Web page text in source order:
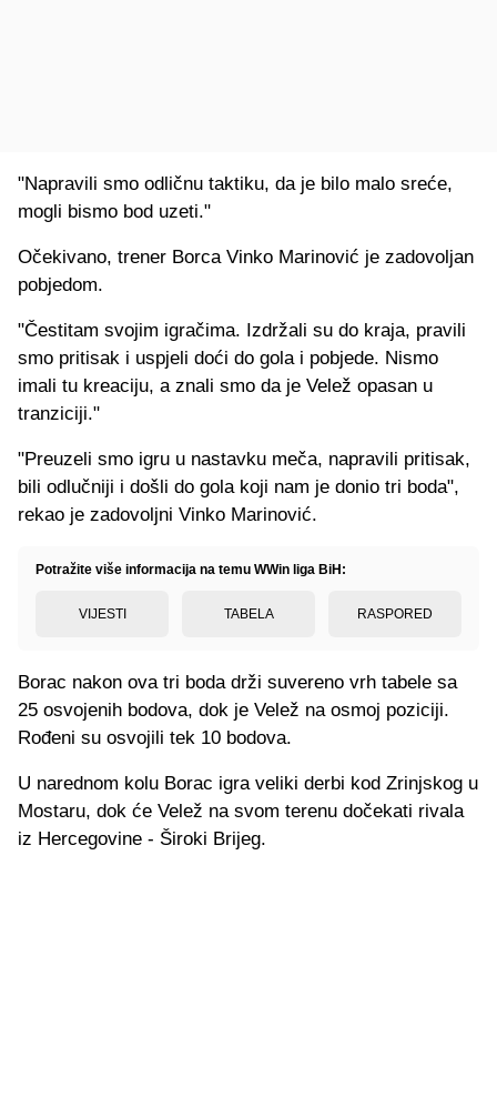
"Napravili smo odličnu taktiku, da je bilo malo sreće,
mogli bismo bod uzeti."
Očekivano, trener Borca Vinko Marinović je zadovoljan
pobjedom.
"Čestitam svojim igračima. Izdržali su do kraja, pravili
smo pritisak i uspjeli doći do gola i pobjede. Nismo
imali tu kreaciju, a znali smo da je Velež opasan u
tranziciji."
"Preuzeli smo igru u nastavku meča, napravili pritisak,
bili odlučniji i došli do gola koji nam je donio tri boda",
rekao je zadovoljni Vinko Marinović.
Potražite više informacija na temu WWin liga BiH:
VIJESTI TABELA RASPORED
Borac nakon ova tri boda drži suvereno vrh tabele sa
25 osvojenih bodova, dok je Velež na osmoj poziciji.
Rođeni su osvojili tek 10 bodova.
U narednom kolu Borac igra veliki derbi kod Zrinjskog u
Mostaru, dok će Velež na svom terenu dočekati rivala
iz Hercegovine - Široki Brijeg.